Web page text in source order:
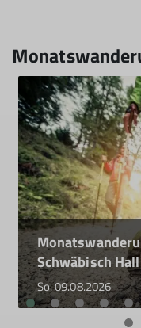
Schwäbisch Hall
So. 09.08.2026